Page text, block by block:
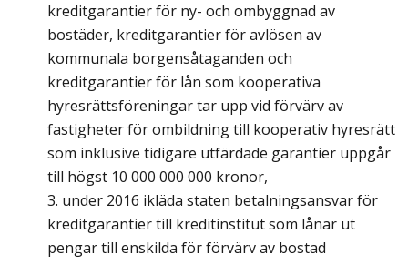
kreditgarantier för ny- och ombyggnad av
bostäder, kreditgarantier för avlösen av
kommunala borgensåtaganden och
kreditgarantier för lån som kooperativa
hyresrättsföreningar tar upp vid förvärv av
fastigheter för ombildning till kooperativ hyresrätt
som inklusive tidigare utfärdade garantier uppgår
till högst 10 000 000 000 kronor,
3. under 2016 ikläda staten betalningsansvar för
kreditgarantier till kreditinstitut som lånar ut
pengar till enskilda för förvärv av bostad